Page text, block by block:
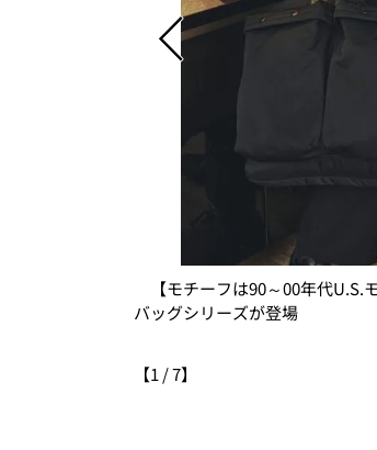
【モチーフは90～00年代U.S.
バッグシリーズが登場
【1 /7】